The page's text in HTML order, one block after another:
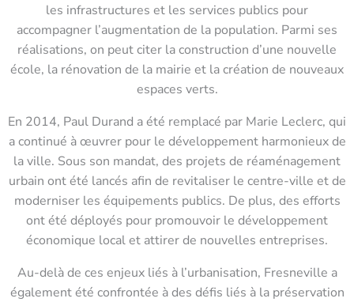
les infrastructures et les services publics pour
accompagner l’augmentation de la population. Parmi ses
réalisations, on peut citer la construction d’une nouvelle
école, la rénovation de la mairie et la création de nouveaux
espaces verts.
En 2014, Paul Durand a été remplacé par Marie Leclerc, qui
a continué à œuvrer pour le développement harmonieux de
la ville. Sous son mandat, des projets de réaménagement
urbain ont été lancés afin de revitaliser le centre-ville et de
moderniser les équipements publics. De plus, des efforts
ont été déployés pour promouvoir le développement
économique local et attirer de nouvelles entreprises.
Au-delà de ces enjeux liés à l’urbanisation, Fresneville a
également été confrontée à des défis liés à la préservation